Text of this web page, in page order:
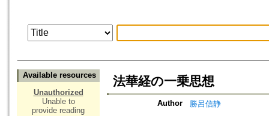
Available resources
Unauthorized
Unable to
provide reading
法華経の一乗思想
Author
勝呂信静